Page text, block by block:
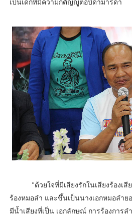
"ด้วยใจที่มีเสียงรักในเสียงร้องเสีย
ร้องหมอลำ และขึ้นเป็นนางเอกหมอลำ
มีน้ำเสียงที่เป็น เอกลักษณ์ การร้องการ